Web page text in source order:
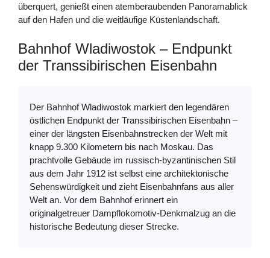
überquert, genießt einen atemberaubenden Panoramablick
auf den Hafen und die weitläufige Küstenlandschaft.
Bahnhof Wladiwostok – Endpunkt
der Transsibirischen Eisenbahn
Der Bahnhof Wladiwostok markiert den legendären
östlichen Endpunkt der Transsibirischen Eisenbahn –
einer der längsten Eisenbahnstrecken der Welt mit
knapp 9.300 Kilometern bis nach Moskau. Das
prachtvolle Gebäude im russisch-byzantinischen Stil
aus dem Jahr 1912 ist selbst eine architektonische
Sehenswürdigkeit und zieht Eisenbahnfans aus aller
Welt an. Vor dem Bahnhof erinnert ein
originalgetreuer Dampflokomotiv-Denkmalzug an die
historische Bedeutung dieser Strecke.